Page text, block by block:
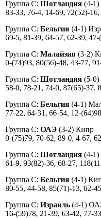
Группа C: Шотландия (4-
83-33, 76-4, 14-69, 72(52)-16,
Группа C: Бельгия (4-1)
69-5, 81-39, 64-57, 62-39, 47-
Группа C: Малайзия (3-2)
0-(74)93, 80(56)-48, 43-77,
Группа C: Шотландия (5-0)
58-0, 78-21, 74-0, 87(65)-37,
Группа C: Бельгия (4-1)
77-22, 64-31, 66-54, 12-
Группа C: ОАЭ (3-2) Кипр
0-(75)79, 70-62, 89-0, 4-67,
Группа C: Шотландия (4-1)
61-9, 93(82)-36, 68-27,
Группа C: Бельгия (4-1)
80-55, 44-58, 85(71)-13, 62-
Группа C: Израиль (4-1)
16-(59)78, 21-39, 63-42, 77-